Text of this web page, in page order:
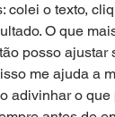
colei o texto,
O que
posso
me ajuda a
adivinhar o